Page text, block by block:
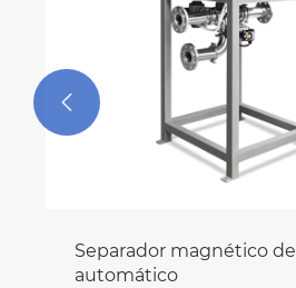
Separador magnético
automático
